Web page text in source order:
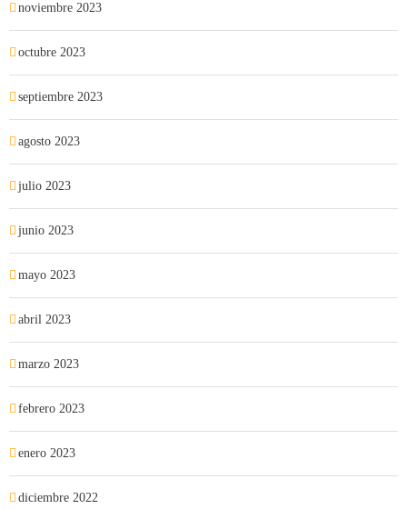
noviembre 2023
octubre 2023
septiembre 2023
agosto 2023
julio 2023
junio 2023
mayo 2023
abril 2023
marzo 2023
febrero 2023
enero 2023
diciembre 2022